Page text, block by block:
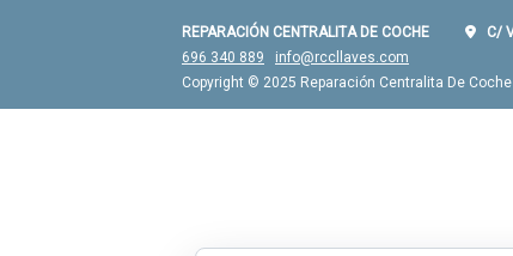
REPARACIÓN CENTRALITA DE COCHE
C/
696 340 889
info@rccllaves.com
Copyright © 2025 Reparación Centralita De Coche